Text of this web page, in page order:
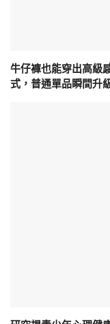
牛仔褲也能穿出高級
式，普通單品瞬間升